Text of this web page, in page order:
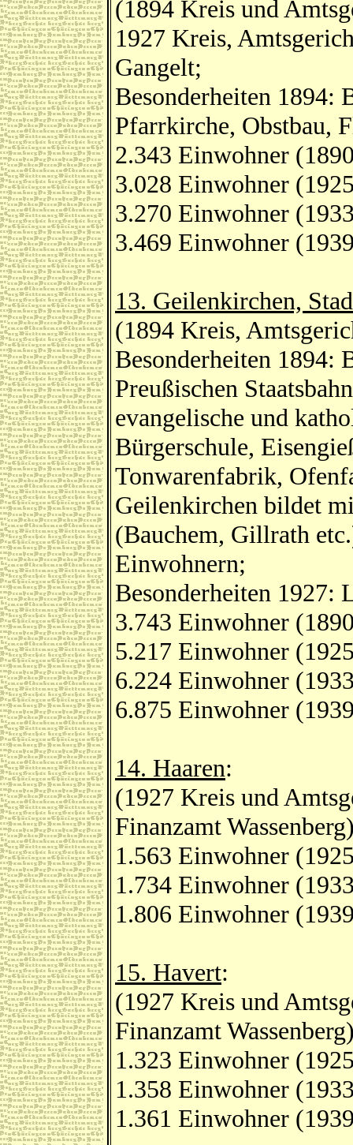
(1894 Kreis und
1927 Kreis,
Gangelt;
Besonderheiten 1894:
Pfarrkirche, Obstbau,
2.343 Einwohner
3.028 Einwohner
3.270 Einwohner
3.469 Einwohner
13. Geilenkirchen,
(1894 Kreis,
Besonderheiten 1894:
Preußischen
evangelische und
Bürgerschule,
Tonwarenfabrik,
Geilenkirchen bildet
(Bauchem, Gillrath
Einwohnern;
Besonderheiten 1927:
3.743 Einwohner
5.217 Einwohner
6.224 Einwohner
6.875 Einwohner
14. Haaren:
(1927 Kreis und
Finanzamt
1.563 Einwohner
1.734 Einwohner
1.806 Einwohner
15. Havert:
(1927 Kreis und
Finanzamt
1.323 Einwohner
1.358 Einwohner
1.361 Einwohner